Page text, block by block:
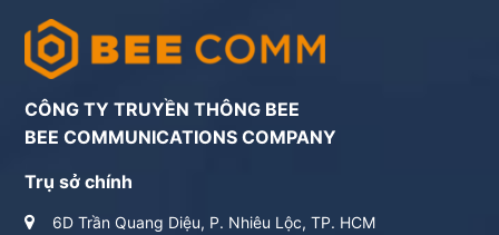
CÔNG TY TRUYỀN THÔNG BEE
BEE COMMUNICATIONS COMPANY
Trụ sở chính
6D Trần Quang Diệu, P. Nhiêu Lộc, TP. HCM